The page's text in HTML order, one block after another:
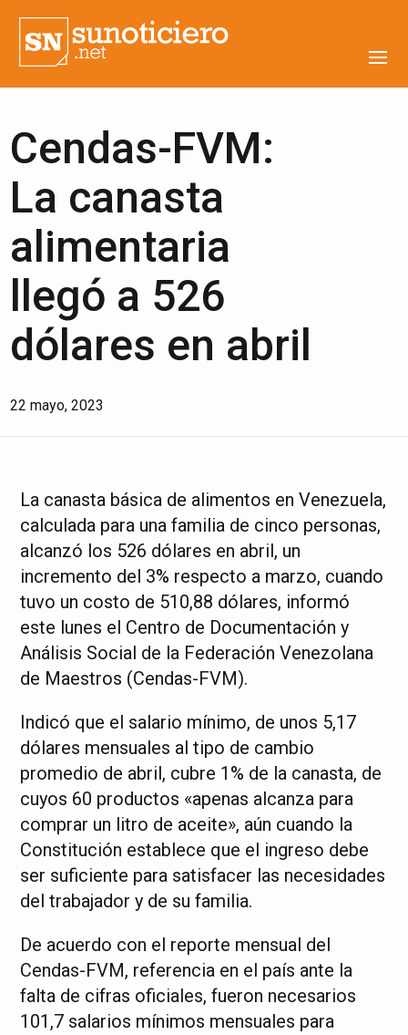
Cendas-FVM:
La canasta
alimentaria
llegó a 526
dólares en abril
22 mayo, 2023
La canasta básica de alimentos en Venezuela,
calculada para una familia de cinco personas,
alcanzó los 526 dólares en abril, un
incremento del 3% respecto a marzo, cuando
tuvo un costo de 510,88 dólares, informó
este lunes el Centro de Documentación y
Análisis Social de la Federación Venezolana
de Maestros (Cendas-FVM).
Indicó que el salario mínimo, de unos 5,17
dólares mensuales al tipo de cambio
promedio de abril, cubre 1% de la canasta, de
cuyos 60 productos «apenas alcanza para
comprar un litro de aceite», aún cuando la
Constitución establece que el ingreso debe
ser suficiente para satisfacer las necesidades
del trabajador y de su familia.
De acuerdo con el reporte mensual del
Cendas-FVM, referencia en el país ante la
falta de cifras oficiales, fueron necesarios
101,7 salarios mínimos mensuales para